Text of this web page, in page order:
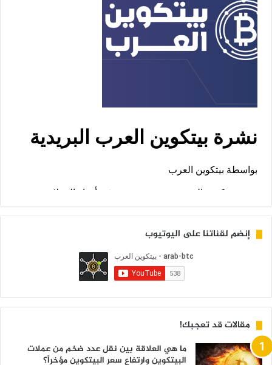
إنضم لقناتنا على اليوتيوب
مقالات قد تعجبك!
ما هي العلاقة بين نقل عدد ضخم من عملات
البيتكوين وارتفاع سعر البيتكوين مؤخراً؟